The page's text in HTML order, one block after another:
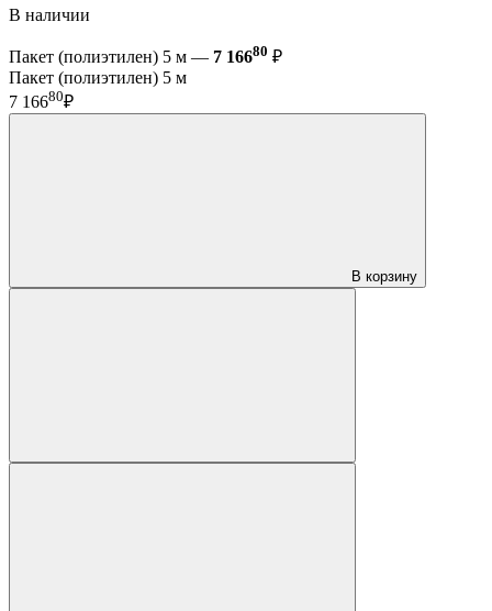
В наличии
Пакет (полиэтилен) 5 м — 7 16680 ₽
Пакет (полиэтилен) 5 м
7 16680₽
В корзину